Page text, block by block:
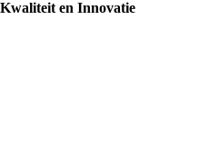
Kwaliteit en Innovatie